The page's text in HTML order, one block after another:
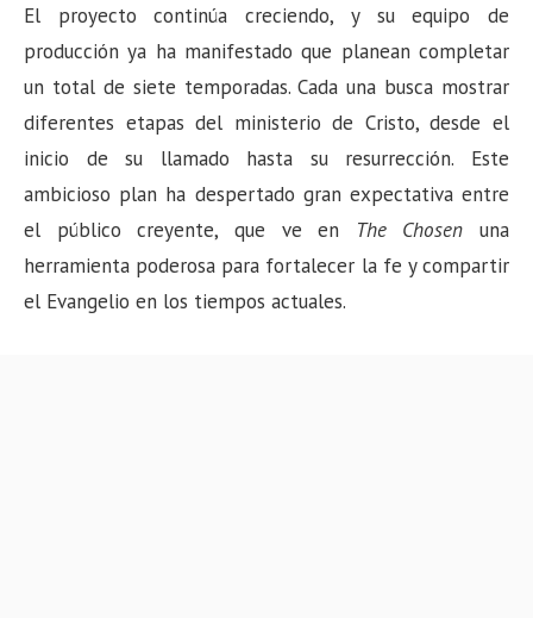
El proyecto continúa creciendo, y su equipo de
producción ya ha manifestado que planean completar
un total de siete temporadas. Cada una busca mostrar
diferentes etapas del ministerio de Cristo, desde el
inicio de su llamado hasta su resurrección. Este
ambicioso plan ha despertado gran expectativa entre
el público creyente, que ve en
The Chosen una
herramienta poderosa para fortalecer la fe y compartir
el Evangelio en los tiempos actuales.